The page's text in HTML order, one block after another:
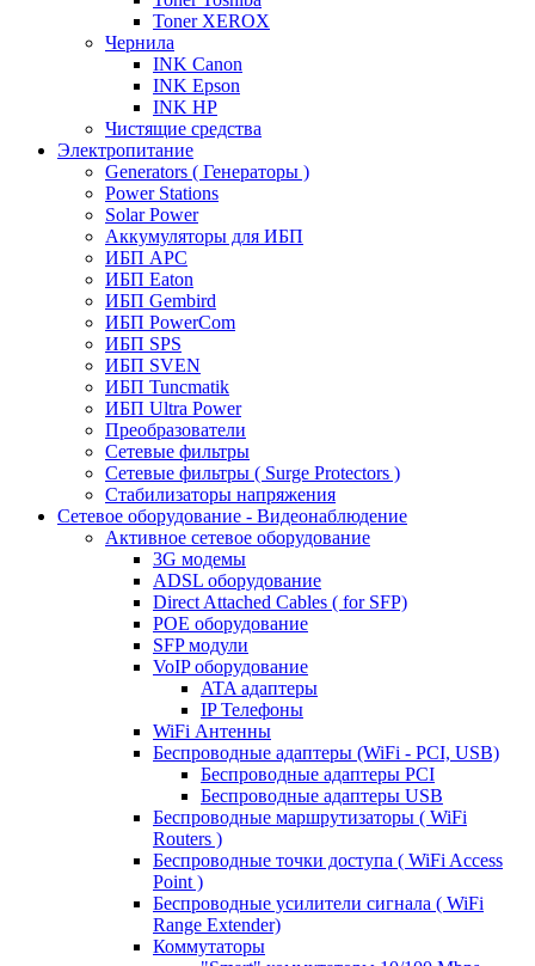
Toner XEROX
Чернила
INK Canon
INK Epson
INK HP
Чистящие средства
Электропитание
Generators ( Генераторы )
Power Stations
Solar Power
Аккумуляторы для ИБП
ИБП APC
ИБП Eaton
ИБП Gembird
ИБП PowerCom
ИБП SPS
ИБП SVEN
ИБП Tuncmatik
ИБП Ultra Power
Преобразователи
Сетевые фильтры
Сетевые фильтры ( Surge Protectors )
Стабилизаторы напряжения
Сетевое оборудование - Видеонаблюдение
Активное сетевое оборудование
3G модемы
ADSL оборудование
Direct Attached Cables ( for SFP)
POE оборудование
SFP модули
VoIP оборудование
ATA адаптеры
IP Телефоны
WiFi Антенны
Беспроводные адаптеры (WiFi - PCI, USB)
Беспроводные адаптеры PCI
Беспроводные адаптеры USB
Беспроводные маршрутизаторы ( WiFi
Routers )
Беспроводные точки доступа ( WiFi Access
Point )
Беспроводные усилители сигнала ( WiFi
Range Extender)
Коммутаторы